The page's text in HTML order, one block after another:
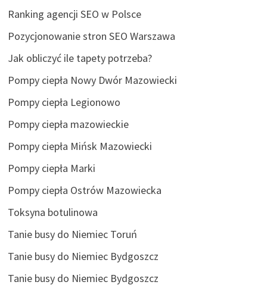
Ranking agencji SEO w Polsce
Pozycjonowanie stron SEO Warszawa
Jak obliczyć ile tapety potrzeba?
Pompy ciepła Nowy Dwór Mazowiecki
Pompy ciepła Legionowo
Pompy ciepła mazowieckie
Pompy ciepła Mińsk Mazowiecki
Pompy ciepła Marki
Pompy ciepła Ostrów Mazowiecka
Toksyna botulinowa
Tanie busy do Niemiec Toruń
Tanie busy do Niemiec Bydgoszcz
Tanie busy do Niemiec Bydgoszcz